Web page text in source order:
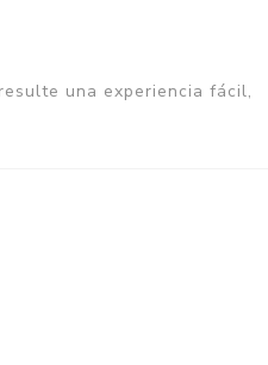
una experiencia fácil,